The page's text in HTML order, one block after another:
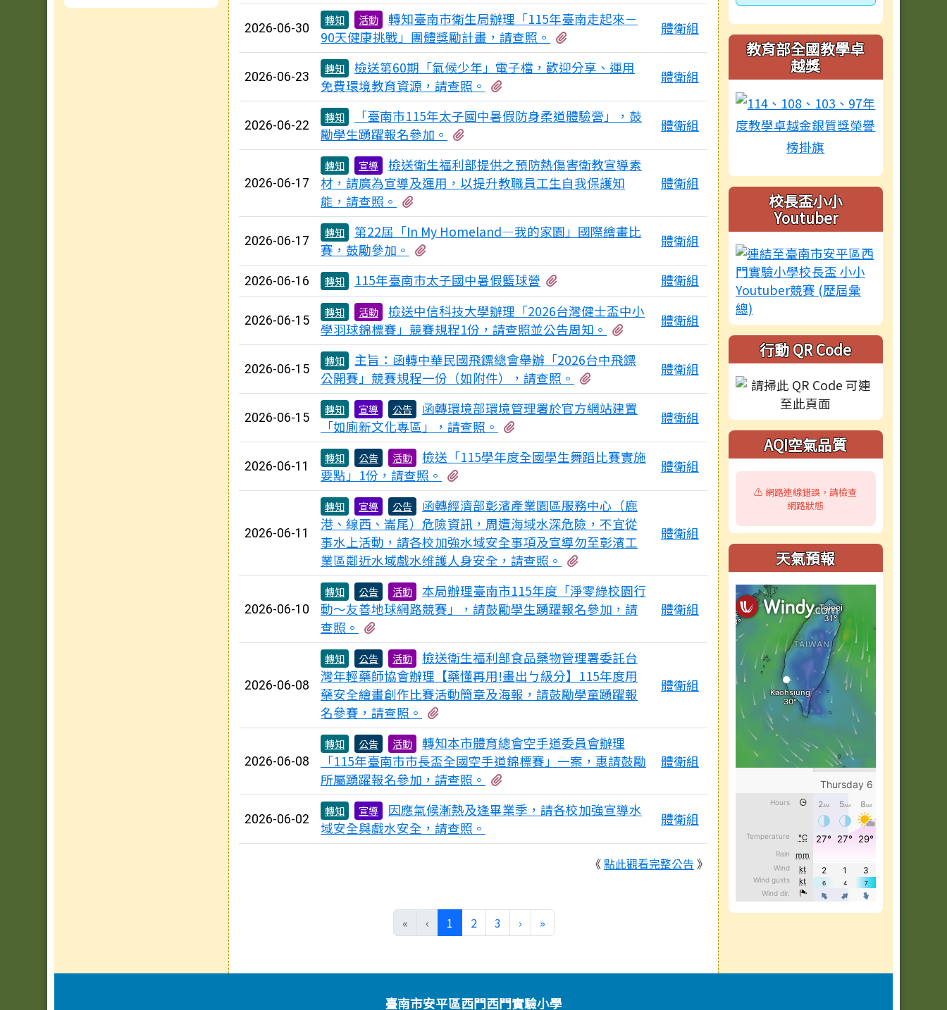
2026-06-30
轉知 活動
轉知臺南市衛生局辦理「115年臺南走起來－
90天健康挑戰」團體獎勵計畫，請查照。
體衛組
2026-06-23
轉知
檢送第60期「氣候少年」電子檔，歡迎分享、運用
免費環境教育資源，請查照。
體衛組
2026-06-22
轉知
「臺南市115年太子國中暑假防身柔道體驗營」，鼓
勵學生踴躍報名參加。
體衛組
2026-06-17
轉知 宣導
檢送衛生福利部提供之預防熱傷害衛教宣導素
材，請廣為宣導及運用，以提升教職員工生自我保護知
能，請查照。
體衛組
2026-06-17
轉知
第22屆「In My Homeland—我的家園」國際繪畫比
賽，鼓勵參加。
體衛組
2026-06-16 轉知 115年臺南市太子國中暑假籃球營 體衛組
2026-06-15
轉知 活動
檢送中信科技大學辦理「2026台灣健士盃中小
學羽球錦標賽」競賽規程1份，請查照並公告周知。
有2個附檔
體衛組
2026-06-15
轉知
主旨：函轉中華民國飛鏢總會舉辦「2026台中飛鏢
公開賽」競賽規程一份（如附件），請查照。
體衛組
2026-06-15
轉知 宣導 公告
函轉環境部環境管理署於官方網站建置
「如廁新文化專區」，請查照。
體衛組
2026-06-11
轉知 公告 活動
檢送「115學年度全國學生舞蹈比賽實施
要點」1份，請查照。
體衛組
2026-06-11
轉知 宣導 公告
函轉經濟部彰濱產業園區服務中心（鹿
港、線西、崙尾）危險資訊，周遭海域水深危險，不宜從
事水上活動，請各校加強水域安全事項及宣導勿至彰濱工
業區鄰近水域戲水维護人身安全，請查照。
體衛組
2026-06-10
轉知 公告 活動
本局辦理臺南市115年度「淨零綠校園行
動～友善地球網路競賽」，請鼓勵學生踴躍報名參加，請
查照。
體衛組
2026-06-08
轉知 公告 活動
檢送衛生福利部食品藥物管理署委託台
灣年輕藥師協會辦理【藥懂再用!畫出ㄅ級分】115年度用
藥安全繪畫創作比賽活動簡章及海報，請鼓勵學童踴躍報
名參賽，請查照。
體衛組
2026-06-08
轉知 公告 活動
轉知本市體育總會空手道委員會辦理
「115年臺南市市長盃全國空手道錦標賽」一案，惠請鼓勵
所屬踴躍報名參加，請查照。
體衛組
2026-06-02
轉知 宣導
因應氣候漸熱及逢畢業季，請各校加強宣導水
域安全與戲水安全，請查照。
體衛組
《點此觀看完整公告 》
« ‹ 1 (目前頁次)
2 3 ›下一頁
»最後頁
教育部全國教學卓
越獎
校長盃小小
Youtuber
行動 QR Code
AQI空氣品質
⚠️ 網路連線錯誤，請檢查
網路狀態
天氣預報
臺南市安平區西門西門實驗小學